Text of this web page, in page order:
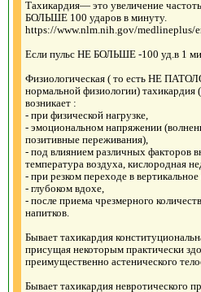
Тахикардия— это увеличение
БОЛЬШЕ 100 ударов в минуту.
https://www.nlm.nih.gov/medlineplus/
Если пульс НЕ БОЛЬШЕ -100 уд.в 1
Физиологическая ( то есть НЕ
нормальной физиологии) тахикардия
возникает :
- при физической нагрузке,
- эмоциональном напряжении
позитивные переживания),
- под влиянием различных факторов
температура воздуха, кислородная
- при резком переходе в вертикальное
- глубоком вдохе,
- после приема чрезмерного
напитков.
Бывает тахикардия
присущая некоторым практически
преимущественно астенического
Бывает тахикардия невротического